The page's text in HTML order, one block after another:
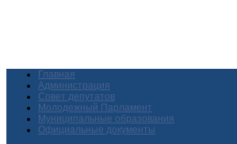
Главная
Администрация
Совет депутатов
Молодежный Парламент
Муниципальные образования
Официальные документы